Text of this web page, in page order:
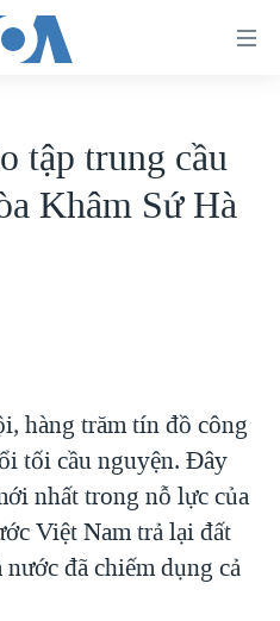
CỦA MỸ: QUÁ KHỨ VÀ HIỆN
tập trung cầu
Khâm Sứ Hà
hàng trăm tín đồ công
tối cầu nguyện. Đây
nhất trong nỗ lực của
Việt Nam trả lại đất
đã chiếm dụng cả